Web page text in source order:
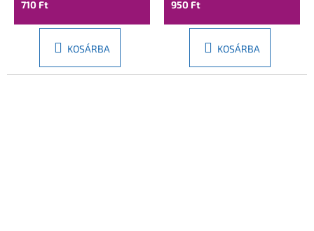
710 Ft
KOSÁRBA
950 Ft
KOSÁRBA